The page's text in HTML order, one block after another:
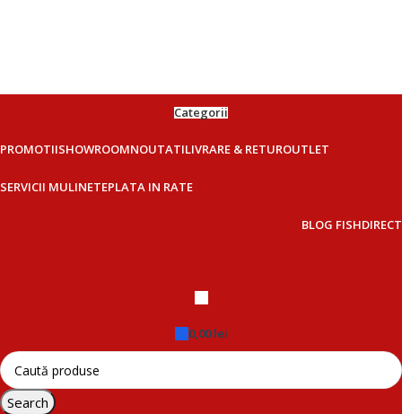
Categorii
PROMOTIISHOWROOMNOUTATILIVRARE & RETUROUTLET
SERVICII MULINETEPLATA IN RATE
BLOG FISHDIRECT
0,00lei
Search